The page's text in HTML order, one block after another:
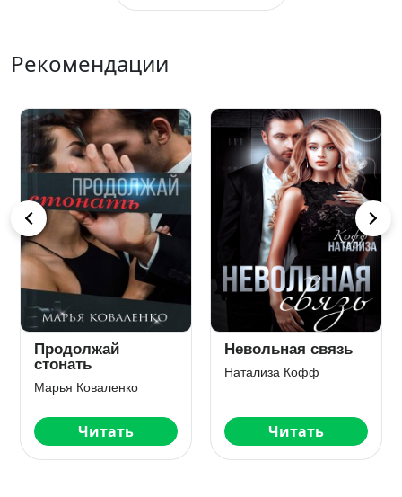
Рекомендации
Продолжай
стонать
Марья Коваленко
Читать
Невольная связь
Натализа Кофф
Читать